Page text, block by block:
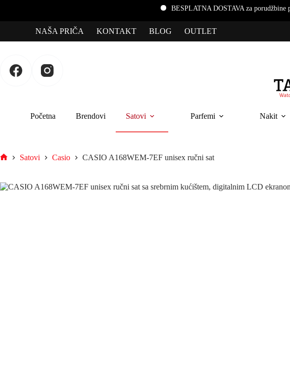
BESPLATNA DOSTAVA za porudžbine preko
NAŠA PRIČA KONTAKT BLOG OUTLET
Početna Brendovi Satovi Parfemi Nakit
Satovi Casio CASIO A168WEM-7EF unisex ručni sat